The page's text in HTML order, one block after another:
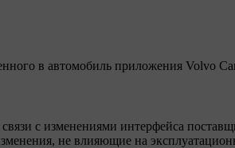
в автомобиль приложения Volvo
с изменениями интерфейса
не влияющие на